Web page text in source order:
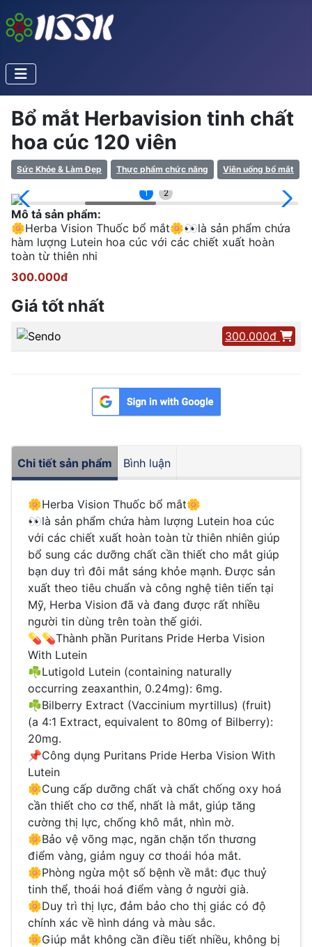
Bổ mắt Herbavision tinh chất
hoa cúc 120 viên
Sức Khỏe & Làm Đẹp Thực phẩm chức năng Viên uống bổ mắt
1 2
Mô tả sản phẩm:
🌼Herba Vision Thuốc bổ mắt🌼👀là sản phẩm chứa
hàm lượng Lutein hoa cúc với các chiết xuất hoàn
toàn từ thiên nhi
300.000đ
Giá tốt nhất
300.000đ
Chi tiết sản phẩm Bình luận
🌼Herba Vision Thuốc bổ mắt🌼
👀là sản phẩm chứa hàm lượng Lutein hoa cúc
với các chiết xuất hoàn toàn từ thiên nhiên giúp
bổ sung các dưỡng chất cần thiết cho mắt giúp
bạn duy trì đôi mắt sáng khỏe mạnh. Được sản
xuất theo tiêu chuẩn và công nghệ tiên tiến tại
Mỹ, Herba Vision đã và đang được rất nhiều
người tin dùng trên toàn thế giới.
💊💊Thành phần Puritans Pride Herba Vision
With Lutein
☘️Lutigold Lutein (containing naturally
occurring zeaxanthin, 0.24mg): 6mg.
☘️Bilberry Extract (Vaccinium myrtillus) (fruit)
(a 4:1 Extract, equivalent to 80mg of Bilberry):
20mg.
📌Công dụng Puritans Pride Herba Vision With
Lutein
🌼Cung cấp dưỡng chất và chất chống oxy hoá
cần thiết cho cơ thể, nhất là mắt, giúp tăng
cường thị lực, chống khô mắt, nhìn mờ.
🌼Bảo vệ võng mạc, ngăn chặn tổn thương
điểm vàng, giảm nguy cơ thoái hóa mắt.
🌼Phòng ngừa một số bệnh về mắt: đục thuỷ
tinh thể, thoái hoá điểm vàng ở người già.
🌼Duy trì thị lực, đảm bảo cho thị giác có độ
chính xác về hình dáng và màu sắc.
🌼Giúp mắt không cần điều tiết nhiều, không bị